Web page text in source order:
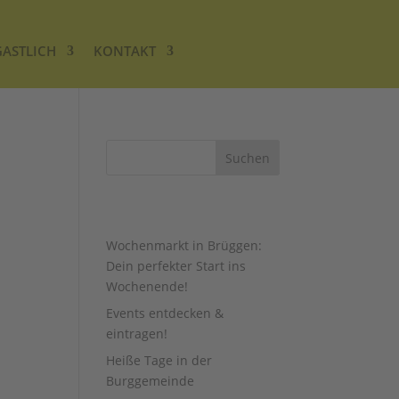
KONTAKT
Wochenmarkt in Brüggen:
Dein perfekter Start ins
Wochenende!
Events entdecken &
eintragen!
Heiße Tage in der
Burggemeinde